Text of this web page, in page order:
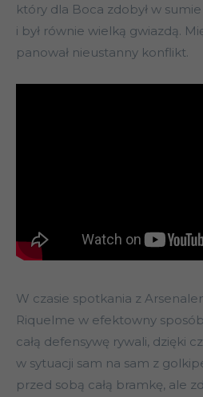
który dla Boca zdobył w
i był równie wielką gwiazdą.
panował nieustanny konflikt.
W czasie spotkania z
Riquelme w efektowny
całą defensywę rywali, dzięki
w sytuacji sam na sam z
przed sobą całą bramkę, ale